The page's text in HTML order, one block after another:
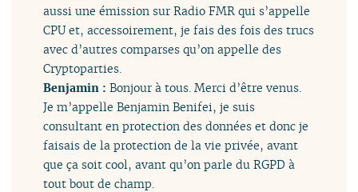
aussi une émission sur Radio FMR qui s’appelle
CPU et, accessoirement, je fais des fois des trucs
avec d’autres comparses qu’on appelle des
Cryptoparties.
Benjamin :Bonjour à tous. Merci d’être venus.
Je m’appelle Benjamin Benifei, je suis
consultant en protection des données et donc je
faisais de la protection de la vie privée, avant
que ça soit cool, avant qu’on parle du RGPD à
tout bout de champ.